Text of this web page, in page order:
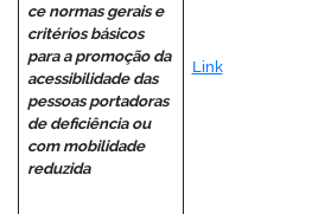
ce normas gerais e
critérios básicos
para a promoção da
acessibilidade das
pessoas portadoras
de deficiência ou
com mobilidade
reduzida
Link